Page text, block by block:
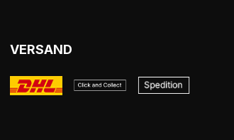
VERSAND